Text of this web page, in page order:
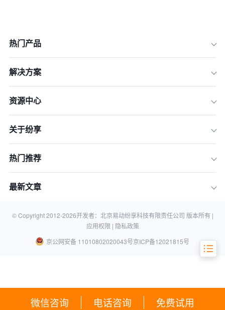
微信咨询 电话咨询 免费试用
四、 移动化与沉浸式体验：应对混合办
五、 2026年企业如何选择适合销售团
拥抱未来，构建自适应的销售技术底层
热门产品
解决方案
资源中心
关于纷享
热门推荐
最新文章
© Copyright 2012-2026开发者：北京易动纷享科技有限责任公司 版本所有 |
应用权限 | 隐私政策
京公网安备 11010802020043号京ICP备12021815号